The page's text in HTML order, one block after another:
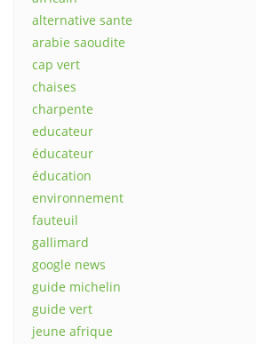
alternative sante
arabie saoudite
cap vert
chaises
charpente
educateur
éducateur
éducation
environnement
fauteuil
gallimard
google news
guide michelin
guide vert
jeune afrique